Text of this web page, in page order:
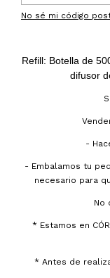
No sé mi código
Refill: Botella de
difusor
-
- Embalamos tu
necesario para
No
* Estamos en
* Antes de